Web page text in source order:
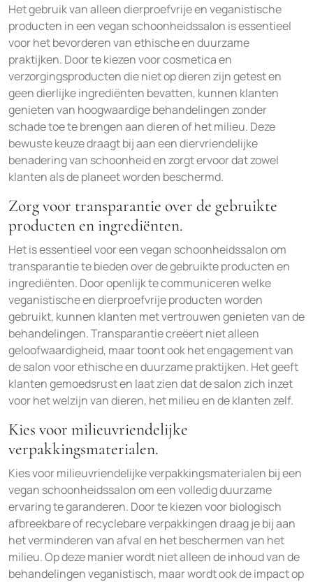
Het gebruik van alleen dierproefvrije en veganistische
producten in een vegan schoonheidssalon is essentieel
voor het bevorderen van ethische en duurzame
praktijken. Door te kiezen voor cosmetica en
verzorgingsproducten die niet op dieren zijn getest en
geen dierlijke ingrediënten bevatten, kunnen klanten
genieten van hoogwaardige behandelingen zonder
schade toe te brengen aan dieren of het milieu. Deze
bewuste keuze draagt bij aan een diervriendelijke
benadering van schoonheid en zorgt ervoor dat zowel
klanten als de planeet worden beschermd.
Zorg voor transparantie over de gebruikte
producten en ingrediënten.
Het is essentieel voor een vegan schoonheidssalon om
transparantie te bieden over de gebruikte producten en
ingrediënten. Door openlijk te communiceren welke
veganistische en dierproefvrije producten worden
gebruikt, kunnen klanten met vertrouwen genieten van de
behandelingen. Transparantie creëert niet alleen
geloofwaardigheid, maar toont ook het engagement van
de salon voor ethische en duurzame praktijken. Het geeft
klanten gemoedsrust en laat zien dat de salon zich inzet
voor het welzijn van dieren, het milieu en de klanten zelf.
Kies voor milieuvriendelijke
verpakkingsmaterialen.
Kies voor milieuvriendelijke verpakkingsmaterialen bij een
vegan schoonheidssalon om een volledig duurzame
ervaring te garanderen. Door te kiezen voor biologisch
afbreekbare of recyclebare verpakkingen draag je bij aan
het verminderen van afval en het beschermen van het
milieu. Op deze manier wordt niet alleen de inhoud van de
behandelingen veganistisch, maar wordt ook de impact op